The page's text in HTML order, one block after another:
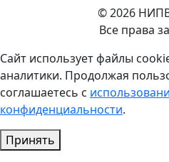
© 2026
Все права
Сайт использует файлы
аналитики. Продолжая
соглашаетесь с
конфиденциальности.
Принять